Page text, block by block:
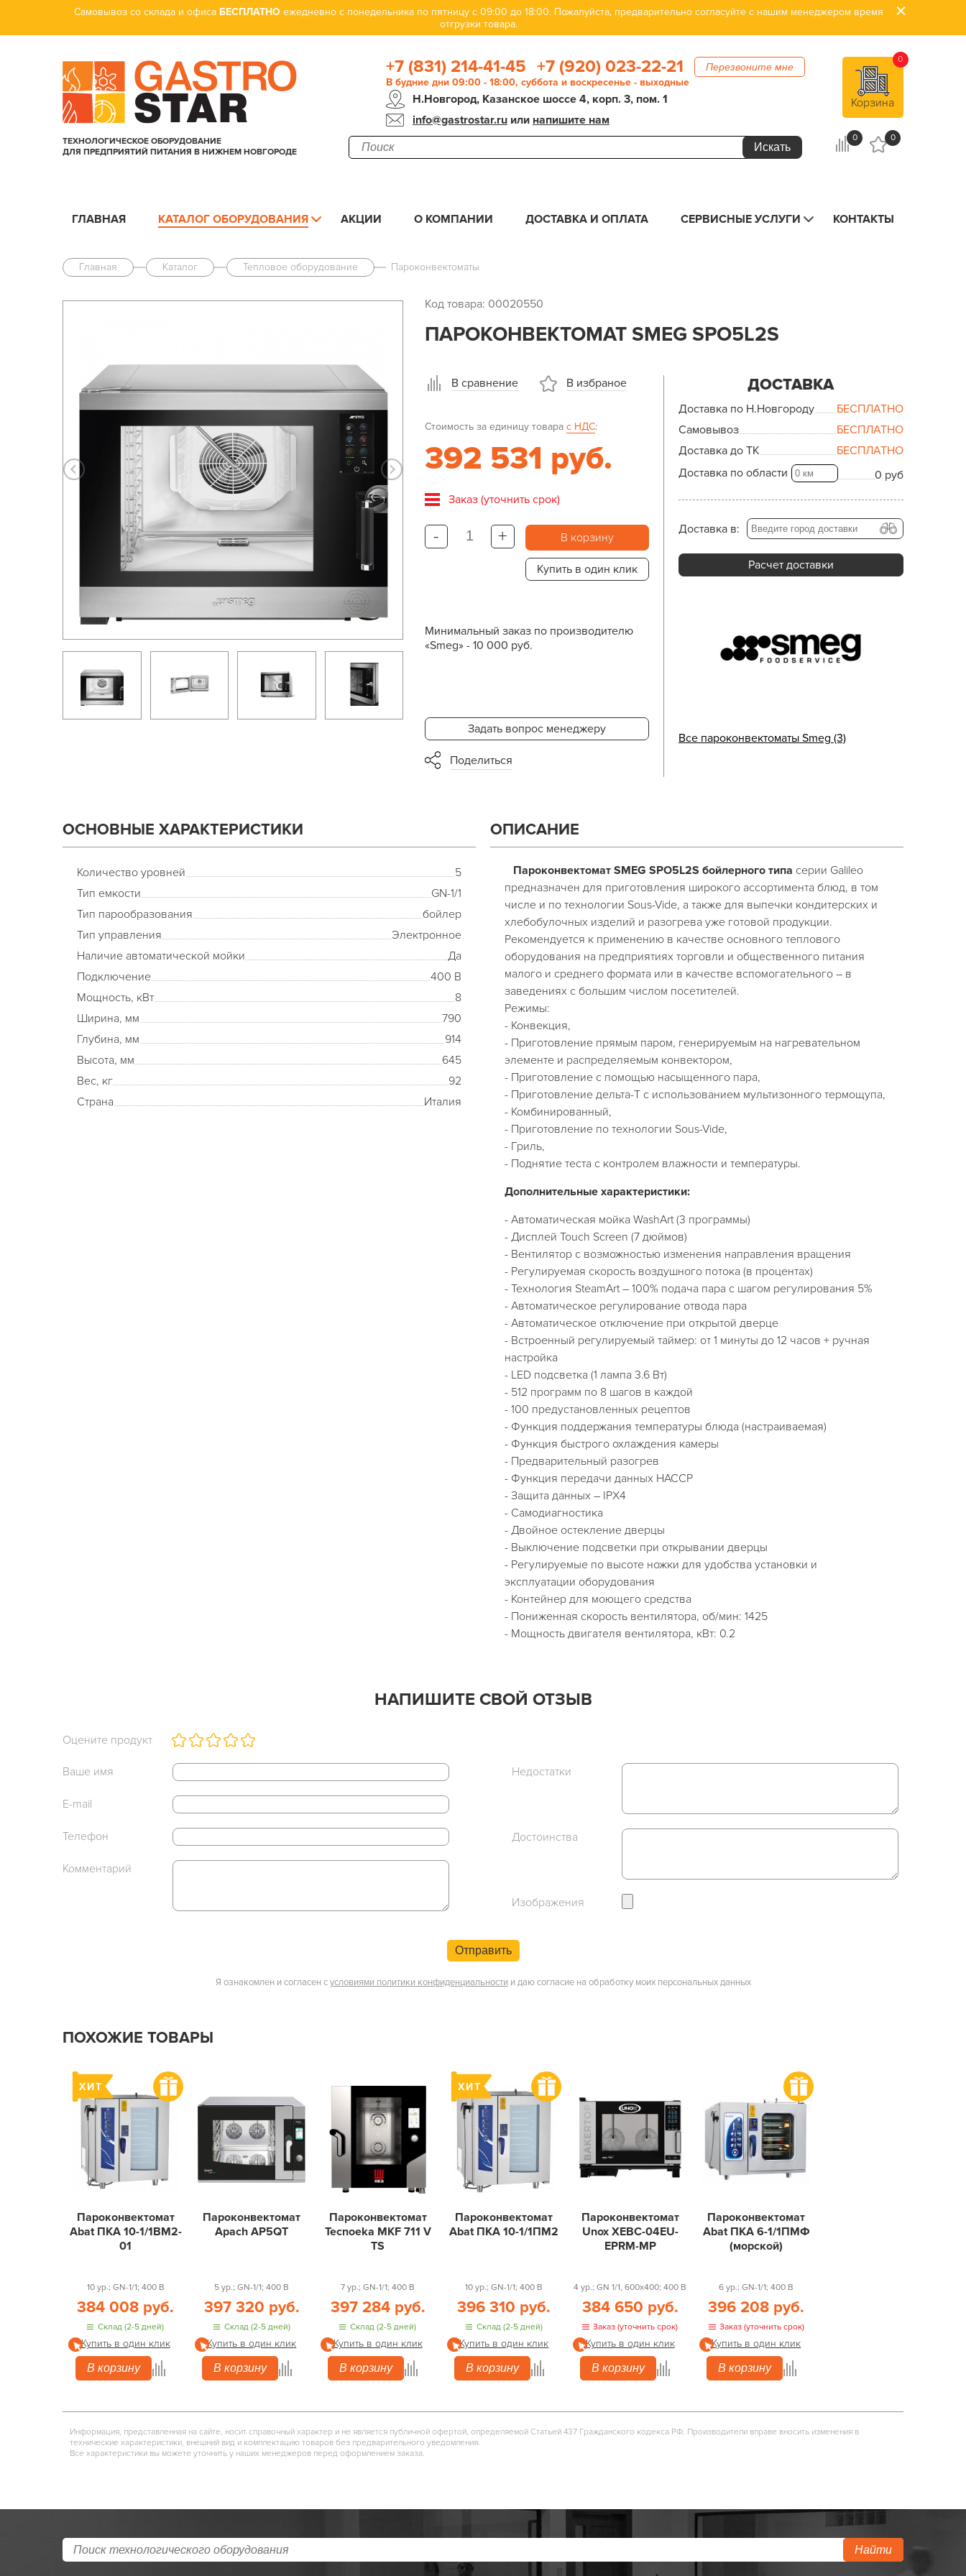
Самовывоз со склада и офиса БЕСПЛАТНО ежедневно с понедельника по пятницу с 09:00 до 18:00. Пожалуйста, предварительно согласуйте с нашим менеджером время
отгрузки товара.
ТЕХНОЛОГИЧЕСКОЕ ОБОРУДОВАНИЕ
ДЛЯ ПРЕДПРИЯТИЙ ПИТАНИЯ В НИЖНЕМ НОВГОРОДЕ
+7 (831) 214-41-45 +7 (920) 023-22-21 Перезвоните мне
В будние дни 09:00 - 18:00, суббота и воскресенье - выходные
Н.Новгород, Казанское шоссе 4, корп. 3, пом. 1
info@gastrostar.ruили напишите нам
Корзина
0
0 0
ГЛАВНАЯ КАТАЛОГ ОБОРУДОВАНИЯ АКЦИИ О КОМПАНИИ ДОСТАВКА И ОПЛАТА СЕРВИСНЫЕ УСЛУГИ КОНТАКТЫ
Главная Каталог Тепловое оборудование Пароконвектоматы
Код товара: 00020550
ПАРОКОНВЕКТОМАТ SMEG SPO5L2S
В сравнение В избраное
Стоимость за единицу товара с НДС:
392 531 руб.
Заказ (уточнить срок)
- + В корзину
Купить в один клик
Минимальный заказ по производителю
«Smeg» - 10 000 руб.
Задать вопрос менеджеру
Поделиться
ДОСТАВКА
Доставка по Н.Новгороду
БЕСПЛАТНО
Самовывоз
БЕСПЛАТНО
Доставка до ТК
БЕСПЛАТНО
Доставка по области
0 руб
Доставка в:
Расчет доставки
Все пароконвектоматы Smeg (3)
ОСНОВНЫЕ ХАРАКТЕРИСТИКИ
Количество уровней
5
Тип емкости
GN-1/1
Тип парообразования
бойлер
Тип управления
Электронное
Наличие автоматической мойки
Да
Подключение
400 В
Мощность, кВт
8
Ширина, мм
790
Глубина, мм
914
Высота, мм
645
Вес, кг
92
Страна
Италия
ОПИСАНИЕ
Пароконвектомат SMEG SPO5L2S бойлерного типа серии Galileo
предназначен для приготовления широкого ассортимента блюд, в том
числе и по технологии Sous-Vide, а также для выпечки кондитерских и
хлебобулочных изделий и разогрева уже готовой продукции.
Рекомендуется к применению в качестве основного теплового
оборудования на предприятиях торговли и общественного питания
малого и среднего формата или в качестве вспомогательного – в
заведениях с большим числом посетителей.
Режимы:
- Конвекция,
- Приготовление прямым паром, генерируемым на нагревательном
элементе и распределяемым конвектором,
- Приготовление с помощью насыщенного пара,
- Приготовление дельта-Т с использованием мультизонного термощупа,
- Комбинированный,
- Приготовление по технологии Sous-Vide,
- Гриль,
- Поднятие теста с контролем влажности и температуры.
Дополнительные характеристики:
- Автоматическая мойка WashArt (3 программы)
- Дисплей Touch Screen (7 дюймов)
- Вентилятор с возможностью изменения направления вращения
- Регулируемая скорость воздушного потока (в процентах)
- Технология SteamArt – 100% подача пара с шагом регулирования 5%
- Автоматическое регулирование отвода пара
- Автоматическое отключение при открытой дверце
- Встроенный регулируемый таймер: от 1 минуты до 12 часов + ручная
настройка
- LED подсветка (1 лампа 3.6 Вт)
- 512 программ по 8 шагов в каждой
- 100 предустановленных рецептов
- Функция поддержания температуры блюда (настраиваемая)
- Функция быстрого охлаждения камеры
- Предварительный разогрев
- Функция передачи данных HACCP
- Защита данных – IPX4
- Самодиагностика
- Двойное остекление дверцы
- Выключение подсветки при открывании дверцы
- Регулируемые по высоте ножки для удобства установки и
эксплуатации оборудования
- Контейнер для моющего средства
- Пониженная скорость вентилятора, об/мин: 1425
- Мощность двигателя вентилятора, кВт: 0.2
НАПИШИТЕ СВОЙ ОТЗЫВ
Оцените продукт
Ваше имя
E-mail
Телефон
Комментарий
Недостатки
Достоинства
Изображения
Отправить
Я ознакомлен и согласен сусловиями политики конфиденциальности и даю согласие на обработку моих персональных данных
ПОХОЖИЕ ТОВАРЫ
Пароконвектомат
Abat ПКА 10-1/1ВМ2-
01
10 ур.; GN-1/1; 400 В
384 008 руб.
Склад (2-5 дней)
Купить в один клик
В корзину
Пароконвектомат
Apach AP5QT
5 ур.; GN-1/1; 400 В
397 320 руб.
Склад (2-5 дней)
Купить в один клик
В корзину
Пароконвектомат
Tecnoeka MKF 711 V
TS
7 ур.; GN-1/1; 400 В
397 284 руб.
Склад (2-5 дней)
Купить в один клик
В корзину
Пароконвектомат
Abat ПКА 10-1/1ПМ2
10 ур.; GN-1/1; 400 В
396 310 руб.
Склад (2-5 дней)
Купить в один клик
В корзину
Пароконвектомат
Unox XEBC-04EU-
EPRM-MP
4 ур.; GN 1/1, 600x400; 400 В
384 650 руб.
Заказ (уточнить срок)
Купить в один клик
В корзину
Пароконвектомат
Abat ПКА 6-1/1ПМФ
(морской)
6 ур.; GN-1/1; 400 В
396 208 руб.
Заказ (уточнить срок)
Купить в один клик
В корзину
Информация, представленная на сайте, носит справочный характер и не является публичной офертой, определяемой Статьей 437 Гражданского кодекса РФ. Производители вправе вносить изменения в
технические характеристики, внешний вид и комплектацию товаров без предварительного уведомления.
Все характеристики вы можете уточнить у наших менеджеров перед оформлением заказа.
Найти